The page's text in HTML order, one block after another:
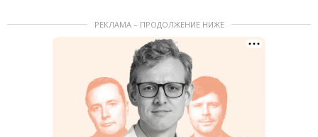
РЕКЛАМА – ПРОДОЛЖЕНИЕ НИЖЕ